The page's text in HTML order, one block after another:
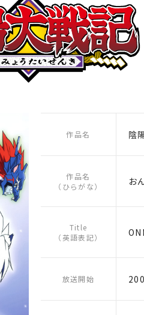
作品名 陰
作品名
（ひらがな）
お
Title
（英語表記）
放送開始